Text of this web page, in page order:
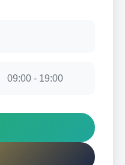
09:00 - 19:00